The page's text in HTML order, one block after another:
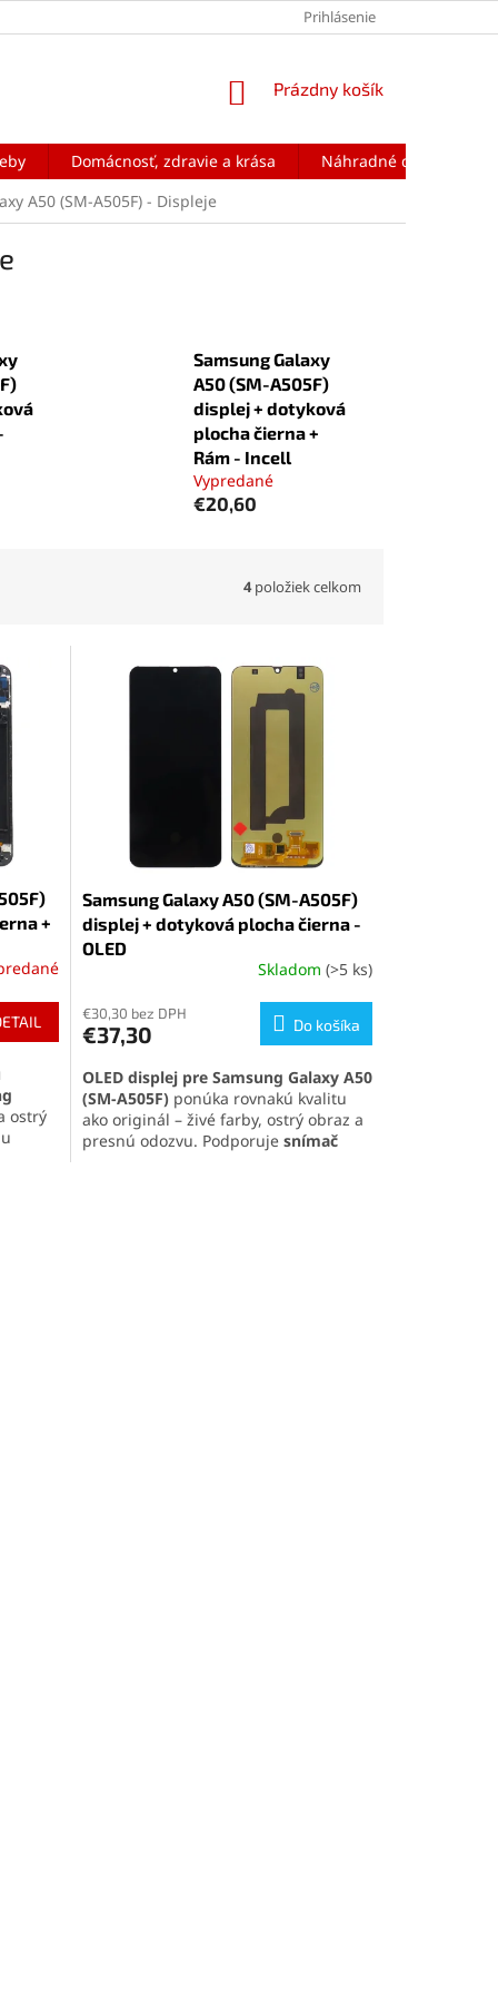
Prihlásenie
NÁKUPNÝ
Prázdny košík
Domácnosť, zdravie a krása
Náhradné diely na
A50 (SM-A505F) - Displeje
Samsung Galaxy
A50 (SM-A505F)
displej + dotyková
plocha čierna +
Rám - Incell
Vypredané
€20,60
4položiek celkom
+
ostrý
Samsung Galaxy A50 (SM-A505F)
displej + dotyková plocha čierna -
OLED
produktu
je
z
5
hviezdičiek.
Skladom (>5 ks)
€30,30 bez DPH
€37,30 Do košíka
OLED displej pre Samsung Galaxy A50
(SM-A505F)ponúka rovnakú kvalitu
ako originál – živé farby, ostrý obraz a
presnú odozvu. Podporuje snímač